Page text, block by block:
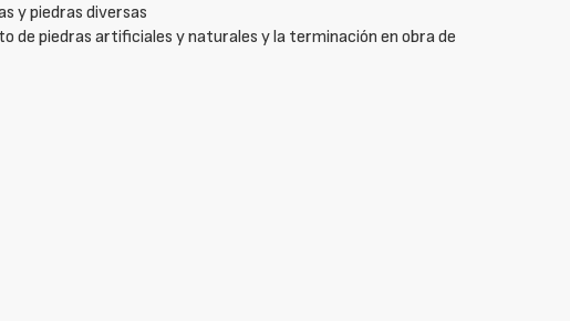
y piedras diversas
de piedras artificiales y naturales y la terminación en obra de